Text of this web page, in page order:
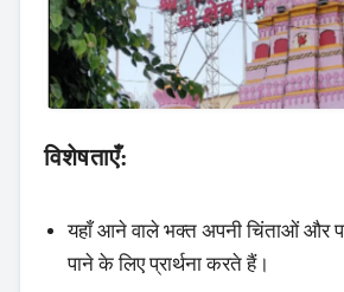
विशेषताएँ:
यहाँ आने वाले भक्त अपनी चिंताओं और
पाने के लिए प्रार्थना करते हैं।